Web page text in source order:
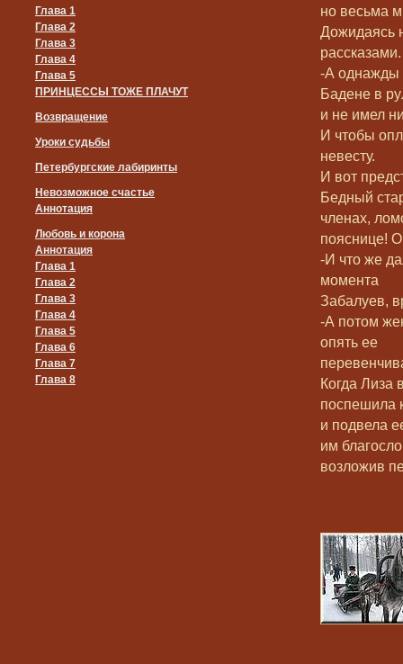
Глава 1
Глава 2
Глава 3
Глава 4
Глава 5
ПРИНЦЕССЫ ТОЖЕ ПЛАЧУТ
Возвращение
Уроки судьбы
Петербургские лабиринты
Невозможное счастье
Аннотация
Любовь и корона
Аннотация
Глава 1
Глава 2
Глава 3
Глава 4
Глава 5
Глава 6
Глава 7
Глава 8
но весьма
Дожидаясь
рассказами.
-А однажды
Бадене в
и не имел
И чтобы
невесту.
И вот
Бедный
членах,
пояснице!
-И что же
момента
Забалуев,
-А потом
опять ее
Когда Лиза
поспешила
и подвела
им
возложив